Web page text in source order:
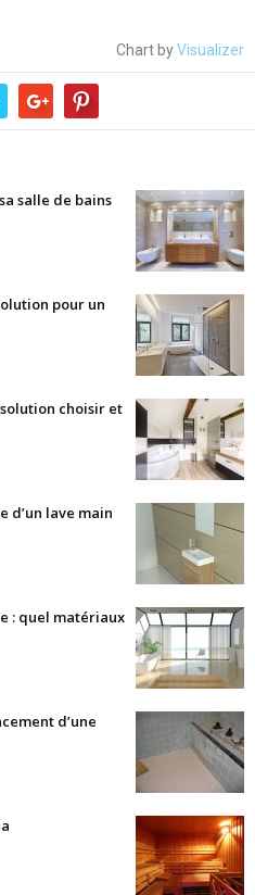
Chart byVisualizer
salle de bains
pour un
choisir et
d’un lave main
: quel matériaux
d’une